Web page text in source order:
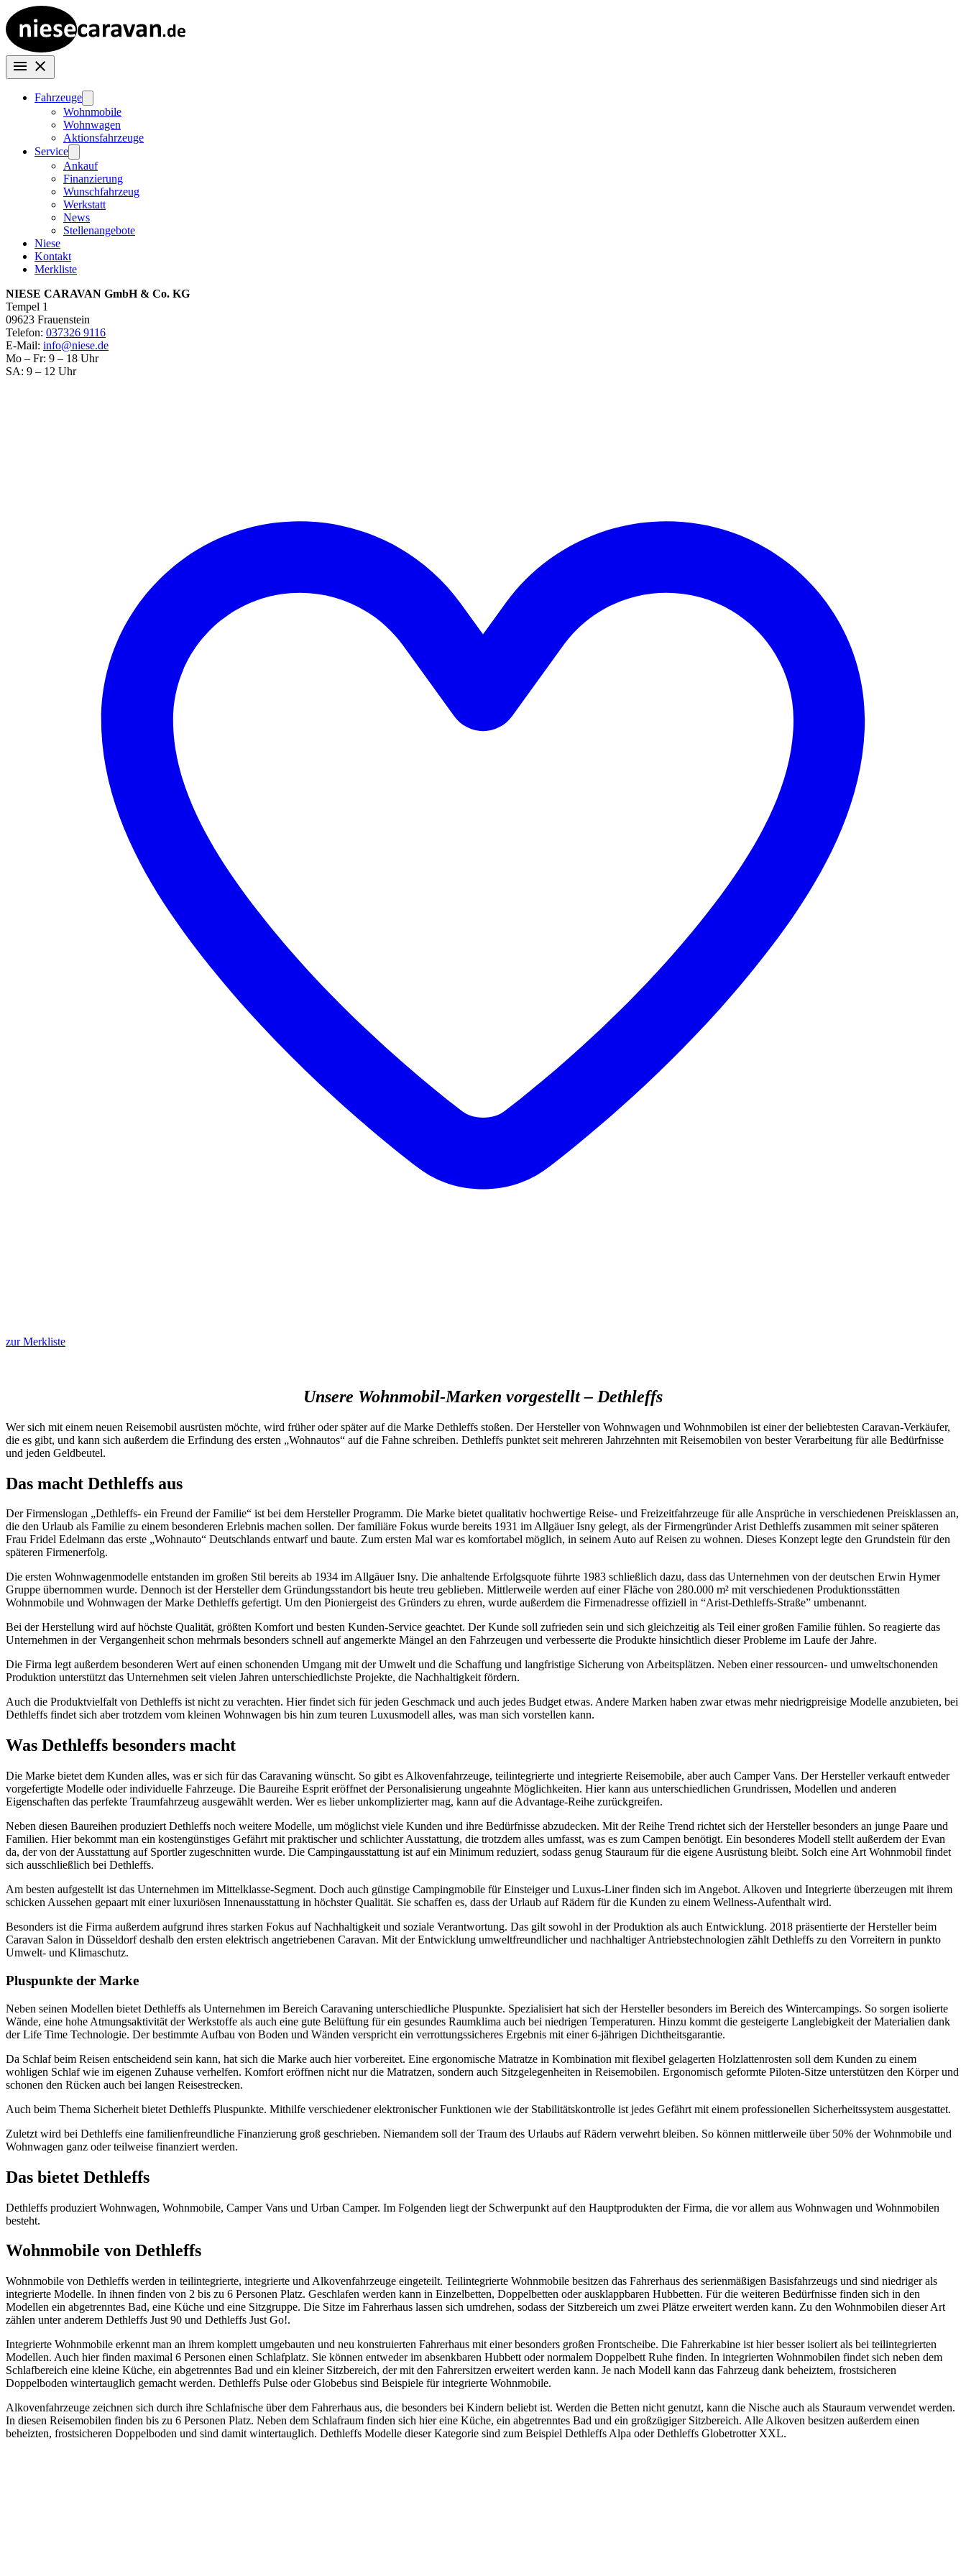
Fahrzeuge
Wohnmobile
Wohnwagen
Aktionsfahrzeuge
Service
Ankauf
Finanzierung
Wunschfahrzeug
Werkstatt
News
Stellenangebote
Niese
Kontakt
Merkliste
NIESE CARAVAN GmbH & Co. KG
Tempel 1
09623 Frauenstein
Telefon: 037326 9116
E-Mail: info@niese.de
Mo – Fr: 9 – 18 Uhr
SA: 9 – 12 Uhr
zur Merkliste
Unsere Wohnmobil-Marken vorgestellt – Dethleffs
Wer sich mit einem neuen Reisemobil ausrüsten möchte, wird früher oder später auf die Marke Dethleffs stoßen. Der Hersteller von Wohnwagen und Wohnmobilen ist einer der beliebtesten Caravan-Verkäufer,
die es gibt, und kann sich außerdem die Erfindung des ersten „Wohnautos“ auf die Fahne schreiben. Dethleffs punktet seit mehreren Jahrzehnten mit Reisemobilen von bester Verarbeitung für alle Bedürfnisse
und jeden Geldbeutel.
Das macht Dethleffs aus
Der Firmenslogan „Dethleffs- ein Freund der Familie“ ist bei dem Hersteller Programm. Die Marke bietet qualitativ hochwertige Reise- und Freizeitfahrzeuge für alle Ansprüche in verschiedenen Preisklassen an,
die den Urlaub als Familie zu einem besonderen Erlebnis machen sollen. Der familiäre Fokus wurde bereits 1931 im Allgäuer Isny gelegt, als der Firmengründer Arist Dethleffs zusammen mit seiner späteren
Frau Fridel Edelmann das erste „Wohnauto“ Deutschlands entwarf und baute. Zum ersten Mal war es komfortabel möglich, in seinem Auto auf Reisen zu wohnen. Dieses Konzept legte den Grundstein für den
späteren Firmenerfolg.
Die ersten Wohnwagenmodelle entstanden im großen Stil bereits ab 1934 im Allgäuer Isny. Die anhaltende Erfolgsquote führte 1983 schließlich dazu, dass das Unternehmen von der deutschen Erwin Hymer
Gruppe übernommen wurde. Dennoch ist der Hersteller dem Gründungsstandort bis heute treu geblieben. Mittlerweile werden auf einer Fläche von 280.000 m² mit verschiedenen Produktionsstätten
Wohnmobile und Wohnwagen der Marke Dethleffs gefertigt. Um den Pioniergeist des Gründers zu ehren, wurde außerdem die Firmenadresse offiziell in “Arist-Dethleffs-Straße” umbenannt.
Bei der Herstellung wird auf höchste Qualität, größten Komfort und besten Kunden-Service geachtet. Der Kunde soll zufrieden sein und sich gleichzeitig als Teil einer großen Familie fühlen. So reagierte das
Unternehmen in der Vergangenheit schon mehrmals besonders schnell auf angemerkte Mängel an den Fahrzeugen und verbesserte die Produkte hinsichtlich dieser Probleme im Laufe der Jahre.
Die Firma legt außerdem besonderen Wert auf einen schonenden Umgang mit der Umwelt und die Schaffung und langfristige Sicherung von Arbeitsplätzen. Neben einer ressourcen- und umweltschonenden
Produktion unterstützt das Unternehmen seit vielen Jahren unterschiedlichste Projekte, die Nachhaltigkeit fördern.
Auch die Produktvielfalt von Dethleffs ist nicht zu verachten. Hier findet sich für jeden Geschmack und auch jedes Budget etwas. Andere Marken haben zwar etwas mehr niedrigpreisige Modelle anzubieten, bei
Dethleffs findet sich aber trotzdem vom kleinen Wohnwagen bis hin zum teuren Luxusmodell alles, was man sich vorstellen kann.
Was Dethleffs besonders macht
Die Marke bietet dem Kunden alles, was er sich für das Caravaning wünscht. So gibt es Alkovenfahrzeuge, teilintegrierte und integrierte Reisemobile, aber auch Camper Vans. Der Hersteller verkauft entweder
vorgefertigte Modelle oder individuelle Fahrzeuge. Die Baureihe Esprit eröffnet der Personalisierung ungeahnte Möglichkeiten. Hier kann aus unterschiedlichen Grundrissen, Modellen und anderen
Eigenschaften das perfekte Traumfahrzeug ausgewählt werden. Wer es lieber unkomplizierter mag, kann auf die Advantage-Reihe zurückgreifen.
Neben diesen Baureihen produziert Dethleffs noch weitere Modelle, um möglichst viele Kunden und ihre Bedürfnisse abzudecken. Mit der Reihe Trend richtet sich der Hersteller besonders an junge Paare und
Familien. Hier bekommt man ein kostengünstiges Gefährt mit praktischer und schlichter Ausstattung, die trotzdem alles umfasst, was es zum Campen benötigt. Ein besonderes Modell stellt außerdem der Evan
da, der von der Ausstattung auf Sportler zugeschnitten wurde. Die Campingausstattung ist auf ein Minimum reduziert, sodass genug Stauraum für die eigene Ausrüstung bleibt. Solch eine Art Wohnmobil findet
sich ausschließlich bei Dethleffs.
Am besten aufgestellt ist das Unternehmen im Mittelklasse-Segment. Doch auch günstige Campingmobile für Einsteiger und Luxus-Liner finden sich im Angebot. Alkoven und Integrierte überzeugen mit ihrem
schicken Aussehen gepaart mit einer luxuriösen Innenausstattung in höchster Qualität. Sie schaffen es, dass der Urlaub auf Rädern für die Kunden zu einem Wellness-Aufenthalt wird.
Besonders ist die Firma außerdem aufgrund ihres starken Fokus auf Nachhaltigkeit und soziale Verantwortung. Das gilt sowohl in der Produktion als auch Entwicklung. 2018 präsentierte der Hersteller beim
Caravan Salon in Düsseldorf deshalb den ersten elektrisch angetriebenen Caravan. Mit der Entwicklung umweltfreundlicher und nachhaltiger Antriebstechnologien zählt Dethleffs zu den Vorreitern in punkto
Umwelt- und Klimaschutz.
Pluspunkte der Marke
Neben seinen Modellen bietet Dethleffs als Unternehmen im Bereich Caravaning unterschiedliche Pluspunkte. Spezialisiert hat sich der Hersteller besonders im Bereich des Wintercampings. So sorgen isolierte
Wände, eine hohe Atmungsaktivität der Werkstoffe als auch eine gute Belüftung für ein gesundes Raumklima auch bei niedrigen Temperaturen. Hinzu kommt die gesteigerte Langlebigkeit der Materialien dank
der Life Time Technologie. Der bestimmte Aufbau von Boden und Wänden verspricht ein verrottungssicheres Ergebnis mit einer 6-jährigen Dichtheitsgarantie.
Da Schlaf beim Reisen entscheidend sein kann, hat sich die Marke auch hier vorbereitet. Eine ergonomische Matratze in Kombination mit flexibel gelagerten Holzlattenrosten soll dem Kunden zu einem
wohligen Schlaf wie im eigenen Zuhause verhelfen. Komfort eröffnen nicht nur die Matratzen, sondern auch Sitzgelegenheiten in Reisemobilen. Ergonomisch geformte Piloten-Sitze unterstützen den Körper und
schonen den Rücken auch bei langen Reisestrecken.
Auch beim Thema Sicherheit bietet Dethleffs Pluspunkte. Mithilfe verschiedener elektronischer Funktionen wie der Stabilitätskontrolle ist jedes Gefährt mit einem professionellen Sicherheitssystem ausgestattet.
Zuletzt wird bei Dethleffs eine familienfreundliche Finanzierung groß geschrieben. Niemandem soll der Traum des Urlaubs auf Rädern verwehrt bleiben. So können mittlerweile über 50% der Wohnmobile und
Wohnwagen ganz oder teilweise finanziert werden.
Das bietet Dethleffs
Dethleffs produziert Wohnwagen, Wohnmobile, Camper Vans und Urban Camper. Im Folgenden liegt der Schwerpunkt auf den Hauptprodukten der Firma, die vor allem aus Wohnwagen und Wohnmobilen
besteht.
Wohnmobile von Dethleffs
Wohnmobile von Dethleffs werden in teilintegrierte, integrierte und Alkovenfahrzeuge eingeteilt. Teilintegrierte Wohnmobile besitzen das Fahrerhaus des serienmäßigen Basisfahrzeugs und sind niedriger als
integrierte Modelle. In ihnen finden von 2 bis zu 6 Personen Platz. Geschlafen werden kann in Einzelbetten, Doppelbetten oder ausklappbaren Hubbetten. Für die weiteren Bedürfnisse finden sich in den
Modellen ein abgetrenntes Bad, eine Küche und eine Sitzgruppe. Die Sitze im Fahrerhaus lassen sich umdrehen, sodass der Sitzbereich um zwei Plätze erweitert werden kann. Zu den Wohnmobilen dieser Art
zählen unter anderem Dethleffs Just 90 und Dethleffs Just Go!.
Integrierte Wohnmobile erkennt man an ihrem komplett umgebauten und neu konstruierten Fahrerhaus mit einer besonders großen Frontscheibe. Die Fahrerkabine ist hier besser isoliert als bei teilintegrierten
Modellen. Auch hier finden maximal 6 Personen einen Schlafplatz. Sie können entweder im absenkbaren Hubbett oder normalem Doppelbett Ruhe finden. In integrierten Wohnmobilen findet sich neben dem
Schlafbereich eine kleine Küche, ein abgetrenntes Bad und ein kleiner Sitzbereich, der mit den Fahrersitzen erweitert werden kann. Je nach Modell kann das Fahrzeug dank beheiztem, frostsicheren
Doppelboden wintertauglich gemacht werden. Dethleffs Pulse oder Globebus sind Beispiele für integrierte Wohnmobile.
Alkovenfahrzeuge zeichnen sich durch ihre Schlafnische über dem Fahrerhaus aus, die besonders bei Kindern beliebt ist. Werden die Betten nicht genutzt, kann die Nische auch als Stauraum verwendet werden.
In diesen Reisemobilen finden bis zu 6 Personen Platz. Neben dem Schlafraum finden sich hier eine Küche, ein abgetrenntes Bad und ein großzügiger Sitzbereich. Alle Alkoven besitzen außerdem einen
beheizten, frostsicheren Doppelboden und sind damit wintertauglich. Dethleffs Modelle dieser Kategorie sind zum Beispiel Dethleffs Alpa oder Dethleffs Globetrotter XXL.